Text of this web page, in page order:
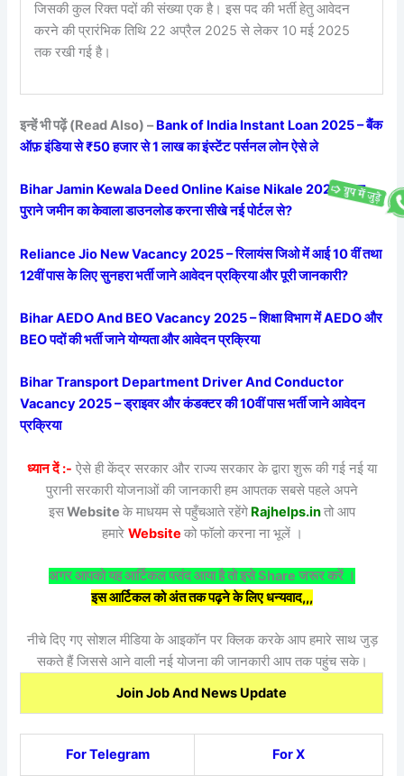
जिसकी कुल रिक्त पदों की संख्या एक है। इस पद की भर्ती हेतु आवेदन
करने की प्रारंभिक तिथि 22 अप्रैल 2025 से लेकर 10 मई 2025
तक रखी गई है।
इन्हें भी पढ़ें (Read Also) –Bank of India Instant Loan 2025 – बैंक
ऑफ़ इंडिया से ₹50 हजार से 1 लाख का इंस्टेंट पर्सनल लोन ऐसे ले
Bihar Jamin Kewala Deed Online Kaise Nikale 2025 – नए
पुराने जमीन का केवाला डाउनलोड करना सीखे नई पोर्टल से?
Reliance Jio New Vacancy 2025 – रिलायंस जिओ में आई 10 वीं तथा
12वीं पास के लिए सुनहरा भर्ती जाने आवेदन प्रक्रिया और पूरी जानकारी?
Bihar AEDO And BEO Vacancy 2025 – शिक्षा विभाग में AEDO और
BEO पदों की भर्ती जाने योग्यता और आवेदन प्रक्रिया
Bihar Transport Department Driver And Conductor
Vacancy 2025 – ड्राइवर और कंडक्टर की 10वीं पास भर्ती जाने आवेदन
प्रक्रिया
ध्यान दें :- ऐसे ही केंद्र सरकार और राज्य सरकार के द्वारा शुरू की गई नई या
पुरानी सरकारी योजनाओं की जानकारी हम आपतक सबसे पहले अपने
इसWebsite के माधयम से पहुँचआते रहेंगे Rajhelps.inतो आप
हमारे Website को फॉलो करना ना भूलें ।
अगर आपको यह आर्टिकल पसंद आया है तो इसे Share जरूर करें ।
इस आर्टिकल को अंत तक पढ़ने के लिए धन्यवाद,,,
नीचे दिए गए सोशल मीडिया के आइकॉन पर क्लिक करके आप हमारे साथ जुड़
सकते हैं जिससे आने वाली नई योजना की जानकारी आप तक पहुंच सके।
Join Job And News Update
For Telegram For X